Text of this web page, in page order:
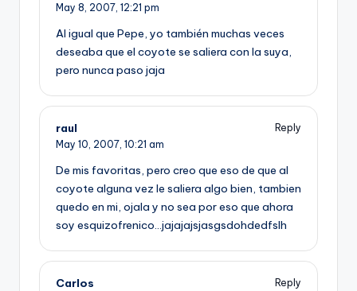
May 8, 2007, 12:21 pm
Al igual que Pepe, yo también muchas veces
deseaba que el coyote se saliera con la suya,
pero nunca paso jaja
raul
Reply
May 10, 2007, 10:21 am
De mis favoritas, pero creo que eso de que al
coyote alguna vez le saliera algo bien, tambien
quedo en mi, ojala y no sea por eso que ahora
soy esquizofrenico…jajajajsjasgsdohdedfslh
Carlos
Reply